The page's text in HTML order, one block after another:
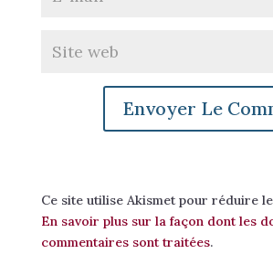
Ce site utilise Akismet pour réduire
En savoir plus sur la façon dont les
commentaires sont traitées.